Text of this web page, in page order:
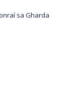
sa Gharda